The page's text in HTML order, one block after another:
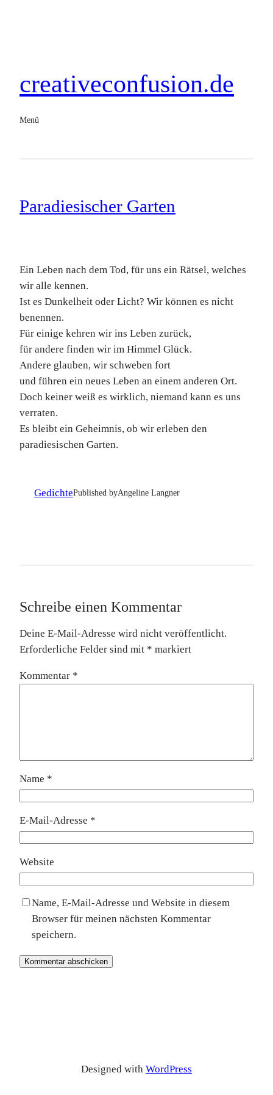
creativeconfusion.de
Menü
Paradiesischer Garten
Ein Leben nach dem Tod, für uns ein Rätsel, welches
wir alle kennen.
Ist es Dunkelheit oder Licht? Wir können es nicht
benennen.
Für einige kehren wir ins Leben zurück,
für andere finden wir im Himmel Glück.
Andere glauben, wir schweben fort
und führen ein neues Leben an einem anderen Ort.
Doch keiner weiß es wirklich, niemand kann es uns
verraten.
Es bleibt ein Geheimnis, ob wir erleben den
paradiesischen Garten.
GedichtePublished byAngeline Langner
Schreibe einen Kommentar
Deine E-Mail-Adresse wird nicht veröffentlicht.
Erforderliche Felder sind mit * markiert
Kommentar *
Name *
E-Mail-Adresse *
Website
Name, E-Mail-Adresse und Website in diesem
Browser für meinen nächsten Kommentar
speichern.
Designed with WordPress